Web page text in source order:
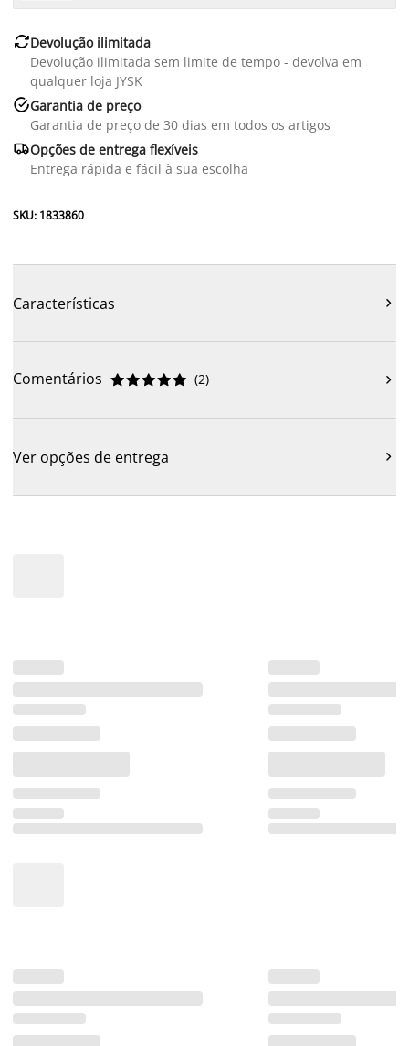
Devolução ilimitada
Devolução ilimitada sem limite de tempo - devolva em
qualquer loja JYSK
Garantia de preço
Garantia de preço de 30 dias em todos os artigos
Opções de entrega flexíveis
Entrega rápida e fácil à sua escolha
SKU: 1833860
Características 
Comentários 




 (2) 
Ver opções de entrega 